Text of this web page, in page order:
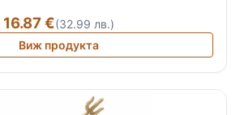
16.87 €(32.99 лв.)
Виж продукта